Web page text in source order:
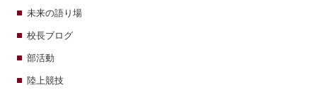
未来の語り場
校長ブログ
部活動
陸上競技